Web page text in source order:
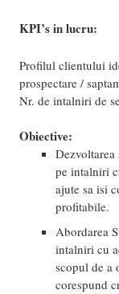
KPI’s in lucru:
Profilul clientului
prospectare /
Nr. de intalniri de
Obiective:
Dezvoltarea
pe intalniri
ajute sa isi
profitabile.
Abordarea
intalniri cu
scopul de a
corespund